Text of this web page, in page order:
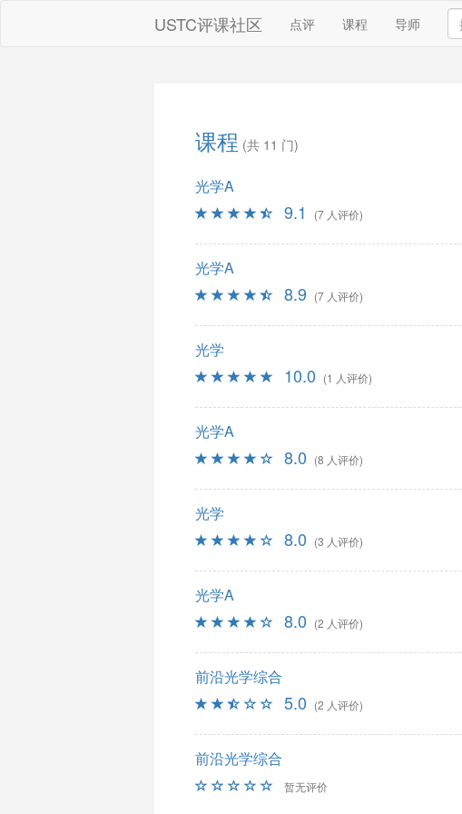
USTC评课社区 点评 课程 导师
课程 (共 11 门)
光学A
9.1 (7 人评价)
光学A
8.9 (7 人评价)
光学
10.0 (1 人评价)
光学A
8.0 (8 人评价)
光学
8.0 (3 人评价)
光学A
8.0 (2 人评价)
前沿光学综合
5.0 (2 人评价)
前沿光学综合
暂无评价